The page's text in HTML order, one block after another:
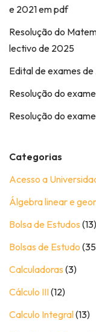
e 2021 em pdf
Resolução do
lectivo de 2025
Edital de exames
Resolução do
Resolução do
Categorias
Acesso a
Álgebra linear e
Bolsa de Estudos (13)
Bolsas de Estudo
Calculadoras (3)
Cálculo III(12)
Calculo Integral(13)